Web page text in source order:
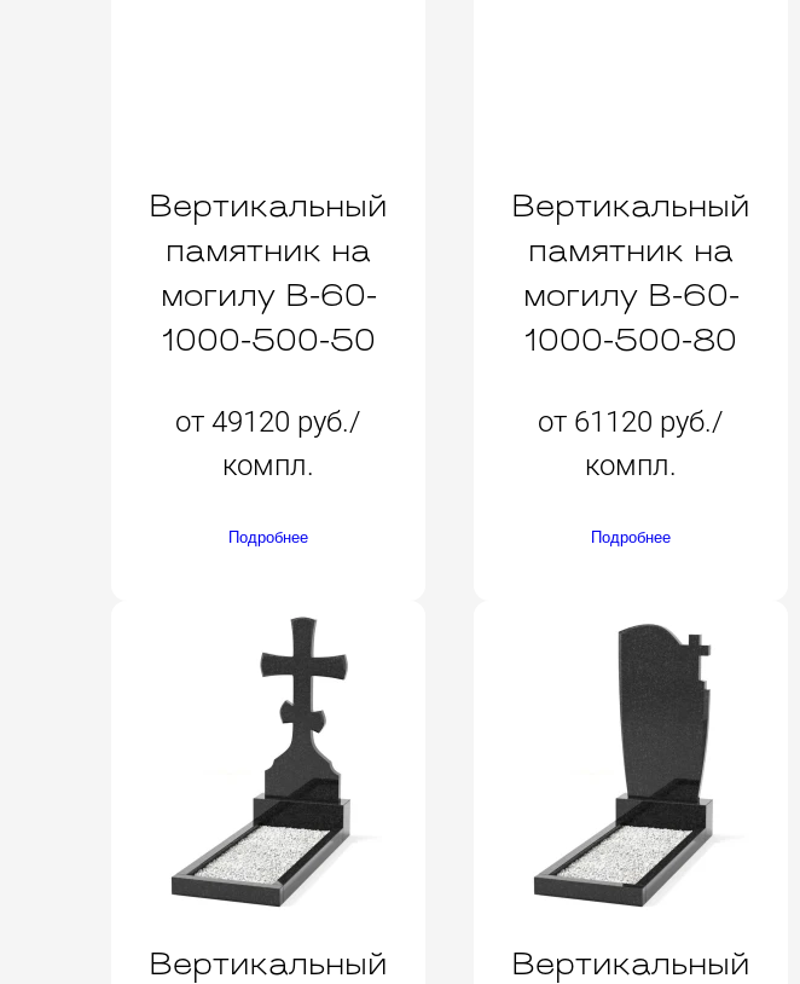
Вертикальный
памятник на
могилу B-60-
1000-500-50
от 49120 руб./
компл.
Подробнее
Вертикальный
памятник на
могилу B-60-
1000-500-80
от 61120 руб./
компл.
Подробнее
Вертикальный
Вертикальный